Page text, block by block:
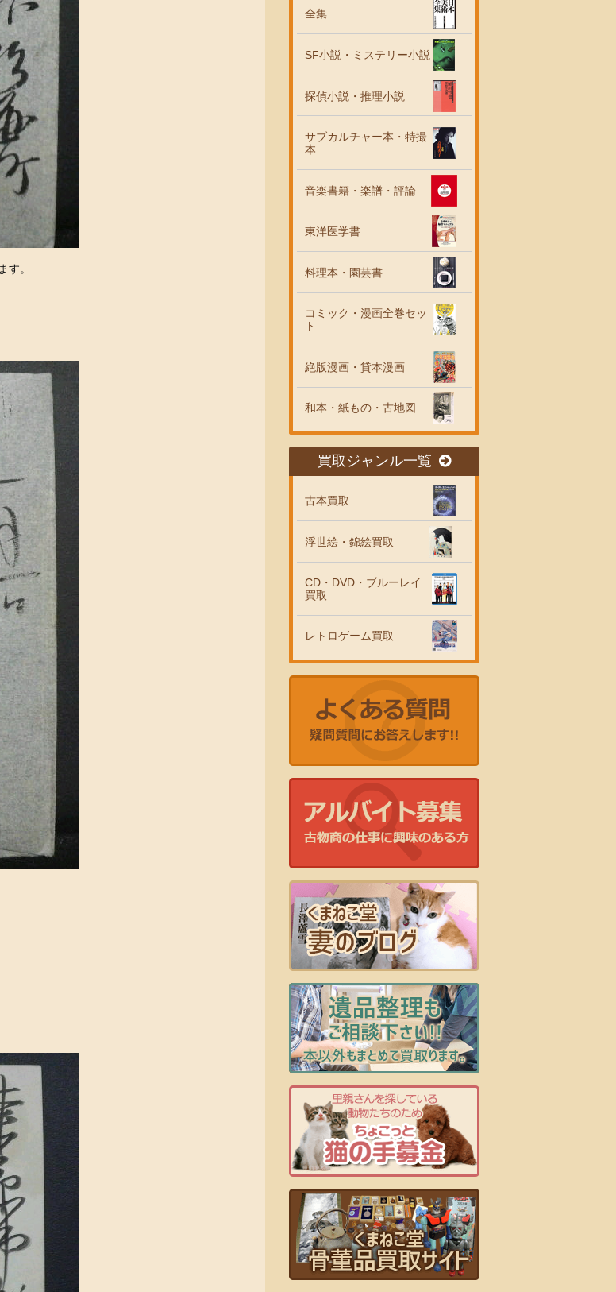
す。
全集
SF小説・ミステリー小説
探偵小説・推理小説
サブカルチャー本・特撮
本
音楽書籍・楽譜・評論
東洋医学書
料理本・園芸書
コミック・漫画全巻セッ
ト
絶版漫画・貸本漫画
和本・紙もの・古地図
買取ジャンル一覧
古本買取
浮世絵・錦絵買取
CD・DVD・ブルーレイ
買取
レトロゲーム買取